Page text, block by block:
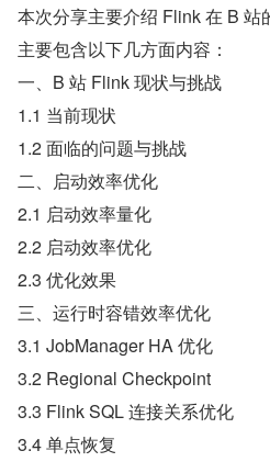
本次分享主要介绍 Flink 在 B 站
主要包含以下几方面内容：
一、B 站 Flink 现状与挑战
1.1 当前现状
1.2 面临的问题与挑战
二、启动效率优化
2.1 启动效率量化
2.2 启动效率优化
2.3 优化效果
三、运行时容错效率优化
3.1 JobManager HA 优化
3.2 Regional Checkpoint
3.3 Flink SQL 连接关系优化
3.4 单点恢复